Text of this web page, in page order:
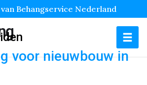
Behangservice Nederland
voor nieuwbouw in